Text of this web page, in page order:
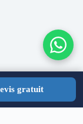
de
gratuit